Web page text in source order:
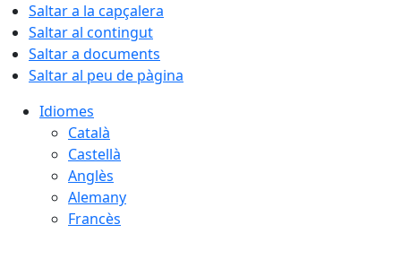
Saltar a la capçalera
Saltar al contingut
Saltar a documents
Saltar al peu de pàgina
Idiomes
Català
Castellà
Anglès
Alemany
Francès